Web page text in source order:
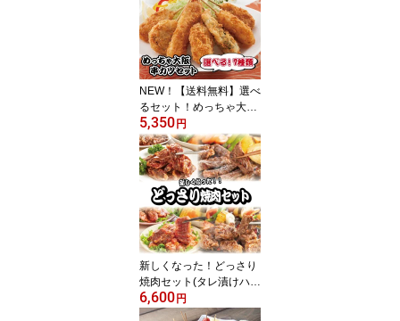
贈答 ギフト プレゼント
お歳暮 お中元
NEW！【送料無料】選べ
るセット！めっちゃ大阪
☆串カツセットchoice35
（7種合計35本）(串揚
げ)【あす楽】【RCP】
串カツ 串揚げ 串カツセ
ット 串かつ 冷凍 パーテ
ィー 宅飲み 贈答 ギフト
プレゼント お歳暮 お中
元
5,350円
新しくなった！どっさり
焼肉セット(タレ漬けハラ
ミ・中落ちカルビタレ漬
け 合計1.8kg) ⇒【送料無
6,600円